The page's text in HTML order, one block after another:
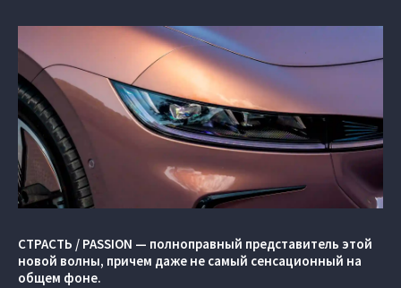
СТРАСТЬ / PASSION — полноправный представитель этой
новой волны, причем даже не самый сенсационный на
общем фоне.